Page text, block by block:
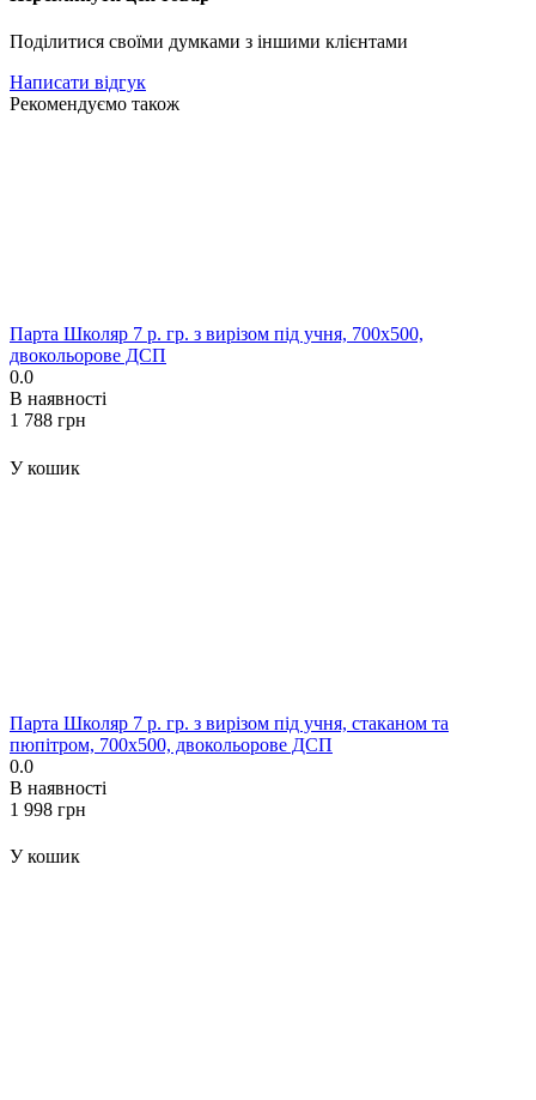
Поділитися своїми думками з іншими клієнтами
Написати відгук
Рекомендуємо також
Парта Школяр 7 р. гр. з вирізом під учня, 700x500,
двокольорове ДСП
0.0
В наявності
‍1 788‍ грн
У кошик
Парта Школяр 7 р. гр. з вирізом під учня, стаканом та
пюпітром, 700x500, двокольорове ДСП
0.0
В наявності
‍1 998‍ грн
У кошик